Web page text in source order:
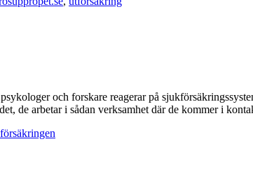
och forskare reagerar på
de arbetar i sådan verksamhet där de kommer i